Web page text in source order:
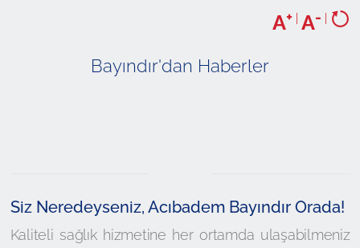
A+ | A- |
Bayındır'dan Haberler
Siz Neredeyseniz, Acıbadem Bayındır Orada!
Kaliteli sağlık hizmetine her ortamda ulaşabilmeniz